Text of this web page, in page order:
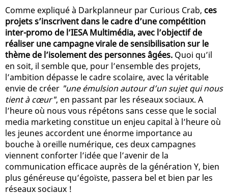
Comme expliqué à Darkplanneur par Curious Crab, ces
projets s’inscrivent dans le cadre d’une compétition
inter-promo de l’IESA Multimédia, avec l’objectif de
réaliser une campagne virale de sensibilisation sur le
thème de l’isolement des personnes âgées. Quoi qu’il
en soit, il semble que, pour l’ensemble des projets,
l’ambition dépasse le cadre scolaire, avec la véritable
envie de créer "une émulsion autour d’un sujet qui nous
tient à cœur", en passant par les réseaux sociaux. A
l’heure où nous vous répétons sans cesse que le social
media marketing constitue un enjeu capital à l’heure où
les jeunes accordent une énorme importance au
bouche à oreille numérique, ces deux campagnes
viennent conforter l’idée que l’avenir de la
communication efficace auprès de la génération Y, bien
plus généreuse qu’égoïste, passera bel et bien par les
réseaux sociaux !